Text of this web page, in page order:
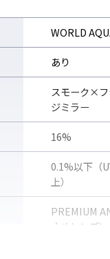
長
ズまで、すべてのスイ
ザインながら広い視界
計で、競泳初心者から
上続くロングセラーモ
WORLD
あり
スモーク×
ジミラー
16%
0.1%以下（
上）
PREMIUM
止めレンズ)